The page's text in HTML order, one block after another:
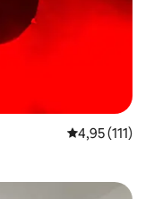
Évaluation
4,95 (111)